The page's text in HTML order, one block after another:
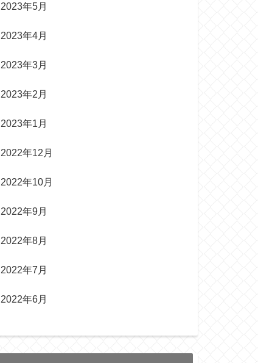
2023年5月
2023年4月
2023年3月
2023年2月
2023年1月
2022年12月
2022年10月
2022年9月
2022年8月
2022年7月
2022年6月